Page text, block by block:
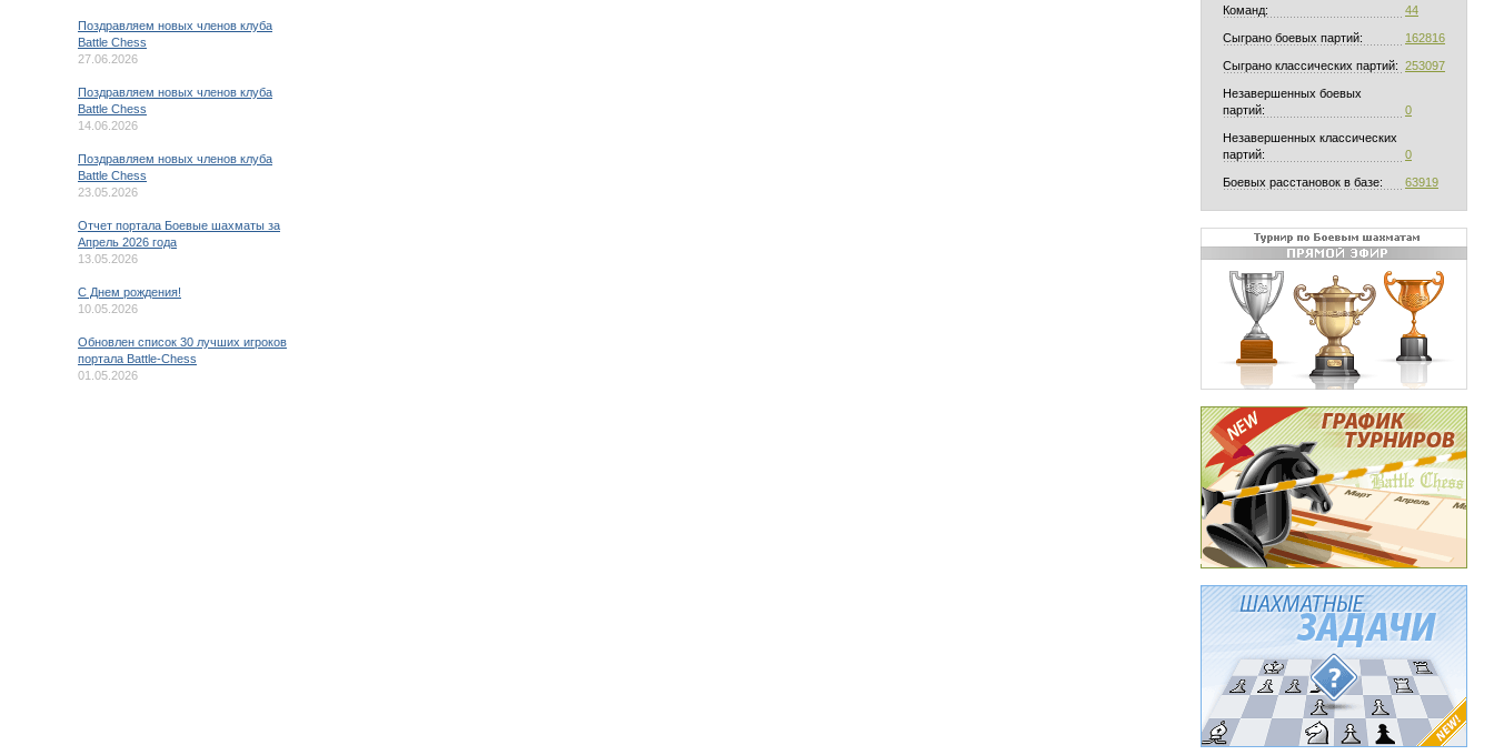
Поздравляем новых членов клуба
Battle Chess
27.06.2026
Поздравляем новых членов клуба
Battle Chess
14.06.2026
Поздравляем новых членов клуба
Battle Chess
23.05.2026
Отчет портала Боевые шахматы за
Апрель 2026 года
13.05.2026
C Днем рождения!
10.05.2026
Обновлен список 30 лучших игроков
портала Battle-Chess
01.05.2026
Команд: 44
Сыграно боевых партий: 162816
Сыграно классических партий: 253097
Незавершенных боевых
партий:
0
Незавершенных классических
партий:
0
Боевых расстановок в базе: 63919